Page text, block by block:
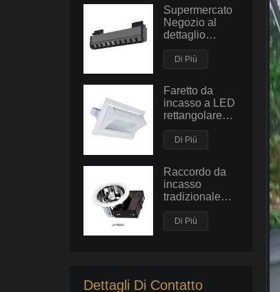
Supermercato
Negozio al
dettaglio
Faretto a
sospensione
lineare
Di Più
Faretto da
incasso a LED
rettangolare
orientabile
30W50W
Faretto da
incasso a
soffitto di
grande
potenza
Di Più
Raccordo da
incasso
tradizionale
E27 di tipo
orizzontale con
lampadina
Di Più
Dettagli Di Contatto